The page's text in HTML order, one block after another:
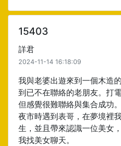
15403
詳君
2024-11-14 16:18:09
我與老婆出遊來到一個木造
到已不在聯絡的老朋友。打
但感覺很難聯絡與集合成功
夜市時遇到表哥，在夢境裡
生，並且帶來認識一位美女
我找美女聊天。